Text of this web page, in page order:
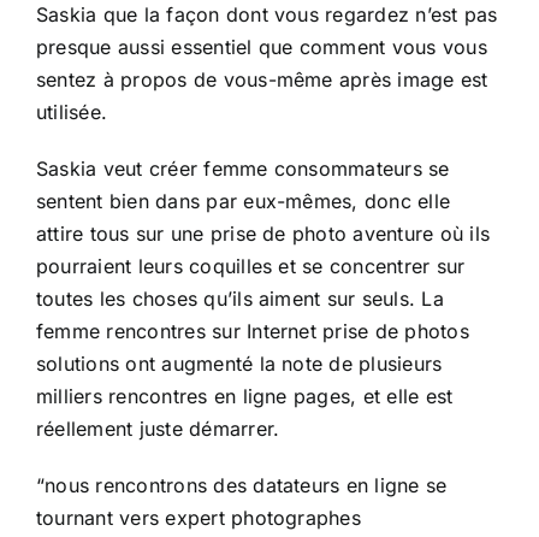
Saskia que la façon dont vous regardez n’est pas
presque aussi essentiel que comment vous vous
sentez à propos de vous-même après image est
utilisée.
Saskia veut créer femme consommateurs se
sentent bien dans par eux-mêmes, donc elle
attire tous sur une prise de photo aventure où ils
pourraient leurs coquilles et se concentrer sur
toutes les choses qu’ils aiment sur seuls. La
femme rencontres sur Internet prise de photos
solutions ont augmenté la note de plusieurs
milliers rencontres en ligne pages, et elle est
réellement juste démarrer.
“nous rencontrons des datateurs en ligne se
tournant vers expert photographes